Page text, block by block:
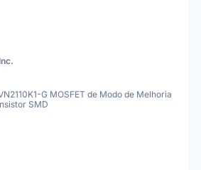
G MOSFET de Modo de Melhoria
SMD